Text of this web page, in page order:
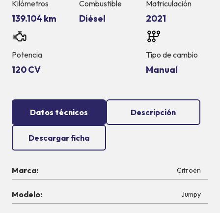
Kilómetros
139.104 km
Combustible
Diésel
Matriculación
2021
Potencia
120 CV
Tipo de cambio
Manual
Datos técnicos Descripción
Descargar ficha
Marca: Citroën
Modelo: Jumpy